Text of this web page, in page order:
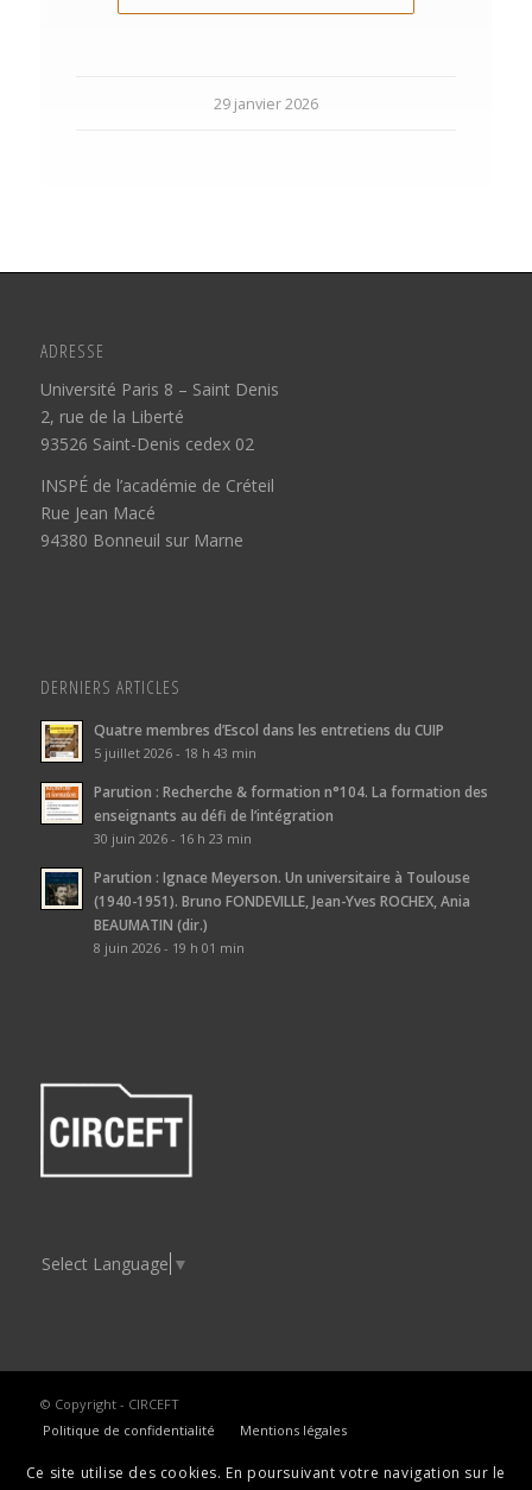
29 janvier 2026
ADRESSE
Université Paris 8 – Saint Denis
2, rue de la Liberté
93526 Saint-Denis cedex 02
INSPÉ de l’académie de Créteil
Rue Jean Macé
94380 Bonneuil sur Marne
DERNIERS ARTICLES
Quatre membres d’Escol dans les entretiens du CUIP
5 juillet 2026 - 18 h 43 min
Parution : Recherche & formation n°104. La formation des
enseignants au défi de l’intégration
30 juin 2026 - 16 h 23 min
Parution : Ignace Meyerson. Un universitaire à Toulouse
(1940-1951). Bruno FONDEVILLE, Jean-Yves ROCHEX, Ania
BEAUMATIN (dir.)
8 juin 2026 - 19 h 01 min
Select Language ▼
© Copyright - CIRCEFT
Politique de confidentialité
Mentions légales
Ce site utilise des cookies. En poursuivant votre navigation sur le